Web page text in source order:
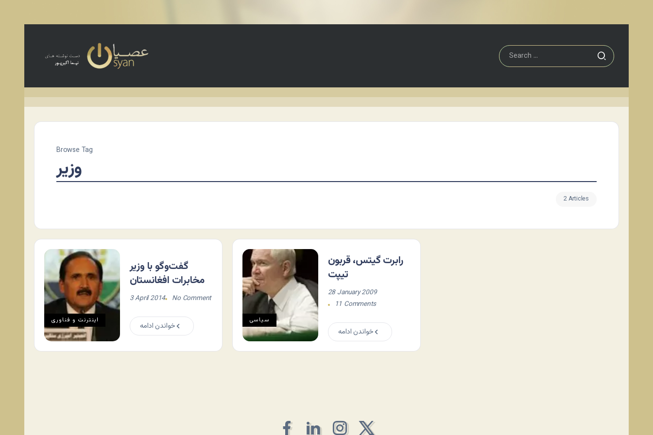
Browse Tag
وزیر
2 Articles
اينترنت و فناوری
گفت‌وگو با وزیر
مخابرات افغانستان
3 April 2014 No Comment
خواندن ادامه
سياسی
رابرت گیتس، قربون
تیپت
28 January 2009
11 Comments
خواندن ادامه